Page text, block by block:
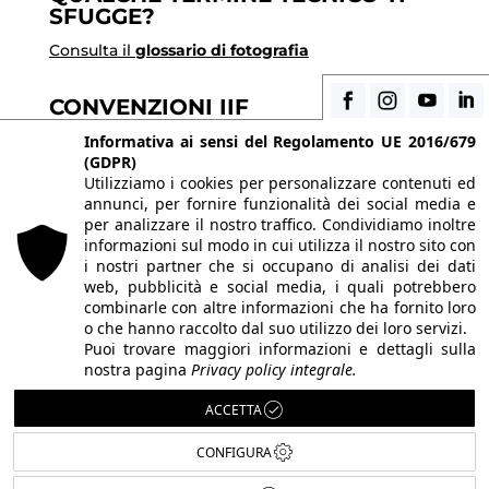
SFUGGE?
Consulta il glossario di fotografia
CONVENZIONI IIF
Scopri i vantaggi di essere uno studente di IIF
© 2026 Istituto Italiano di Fotografia® srl, Via
Enrico Caviglia 3, 20139 Milano | Tel 02/58107623 -
02/58107139
P.IVA IT10863240155 | PECiifmilano@pec.it| REA
MI-1415688 | Capitale sociale € 10.400,00 I.V.
Le immagini del sito sono utilizzate su licenza dei
rispettivi autori. Powered byShareNow!.
Informativa ai sensi del Regolamento UE 2016/679
(GDPR)
Utilizziamo i cookies per personalizzare contenuti ed
annunci, per fornire funzionalità dei social media e
per analizzare il nostro traffico. Condividiamo inoltre
informazioni sul modo in cui utilizza il nostro sito con
i nostri partner che si occupano di analisi dei dati
web, pubblicità e social media, i quali potrebbero
combinarle con altre informazioni che ha fornito loro
o che hanno raccolto dal suo utilizzo dei loro servizi.
Puoi trovare maggiori informazioni e dettagli sulla
nostra pagina Privacy policy integrale.
ACCETTA
CONFIGURA